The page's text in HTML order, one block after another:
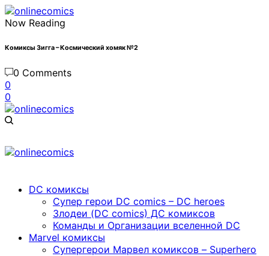
Now Reading
Комиксы Зигга – Космический хомяк №2
0 Comments
0
0
DC комиксы
Cупер герои DC comics – DC heroes
Злодеи (DC comics) ДС комиксов
Команды и Организации вселенной DC
Marvel комиксы
Cупергерои Марвел комиксов – Superhero